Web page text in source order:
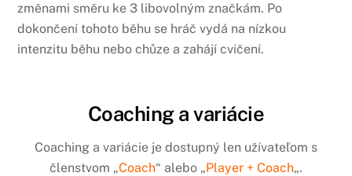
změnami směru ke 3 libovolným značkám. Po
dokončení tohoto běhu se hráč vydá na nízkou
intenzitu běhu nebo chůze a zahájí cvičení.
Coaching a variácie
Coaching a variácie je dostupný len užívateľom s
členstvom „Coach“ alebo „Player + Coach„.